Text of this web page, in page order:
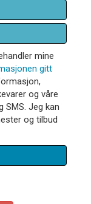
mine
gitt
og våre
SMS. Jeg kan
og tilbud